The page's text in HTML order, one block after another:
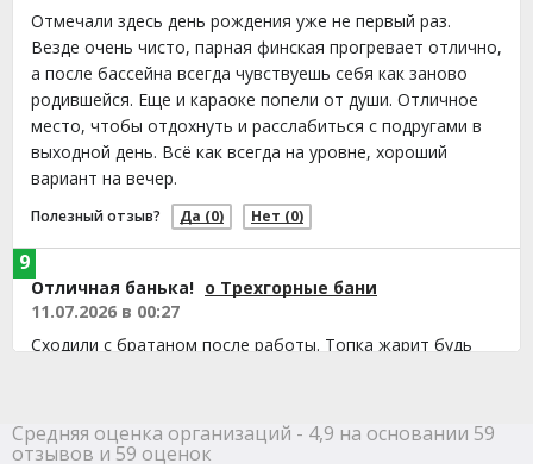
Отмечали здесь день рождения уже не первый раз.
Везде очень чисто, парная финская прогревает отлично,
а после бассейна всегда чувствуешь себя как заново
родившейся. Еще и караоке попели от души. Отличное
место, чтобы отдохнуть и расслабиться с подругами в
выходной день. Всё как всегда на уровне, хороший
вариант на вечер.
Полезный отзыв? Да (0) Нет (0)
Отличная банька! о Трехгорные бани
11.07.2026 в 00:27
Сходили с братаном после работы. Топка жарит будь
пятнадцать. Но само заведение топ.
Полезный отзыв? Да(0)
9
Средняя оценка организаций - 4,9 на основании 59
отзывов и 59 оценок